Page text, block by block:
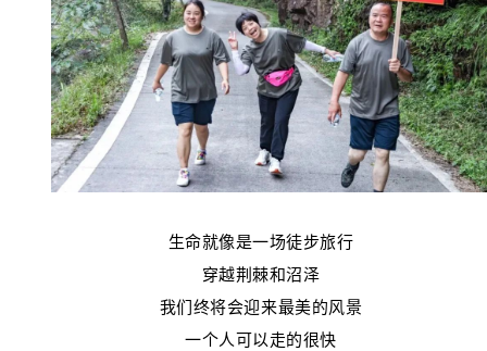
生命就像是一场徒步旅行
穿越荆棘和沼泽
我们终将会迎来最美的风景
一个人可以走的很快